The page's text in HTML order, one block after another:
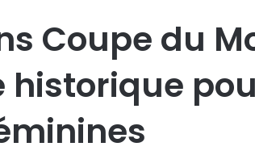
Coupe du
historique